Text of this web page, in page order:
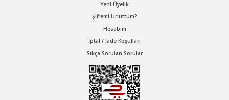
Yeni Üyelik
Şifremi Unuttum?
Hesabım
İptal / İade Koşulları
Sıkça Sorulan Sorular